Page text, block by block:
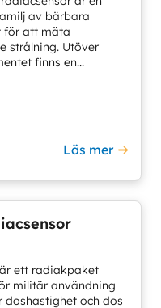
av bärbara
för att mäta
strålning. Utöver
finns en...
Läs mer
är ett radiakpaket
militär användning
doshastighet och dos